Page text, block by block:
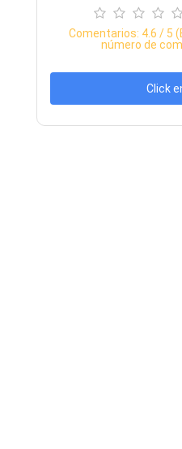
Comentarios: 4.6 / 5
número de
Click